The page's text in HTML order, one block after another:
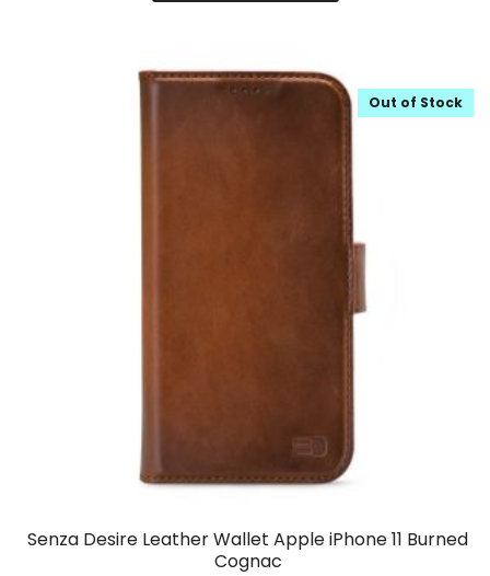
Senza Desire Leather Wallet Apple iPhone 11 Burned
Cognac
Out of Stock